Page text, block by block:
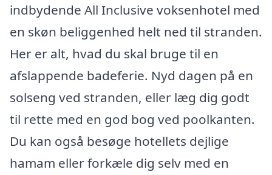
indbydende All Inclusive voksenhotel med
en skøn beliggenhed helt ned til stranden.
Her er alt, hvad du skal bruge til en
afslappende badeferie. Nyd dagen på en
solseng ved stranden, eller læg dig godt
til rette med en god bog ved poolkanten.
Du kan også besøge hotellets dejlige
hamam eller forkæle dig selv med en